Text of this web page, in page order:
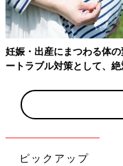
こん
お母
やな毎
暑い
池で
楽し
ない…。 仕方のない事だけ
くな
「三つ子まみれな毎日
[宮瀬とまと]
2012年産まれ三つ子の
まさかの初妊娠で三つ
い目も足りないおっぱい
まわりに助けてもらい
妊娠・出産にまつわる体
ートラブル対策として、
ピックアップ